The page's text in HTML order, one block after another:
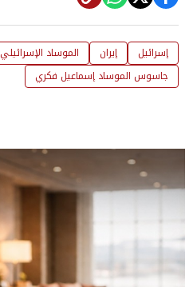
إسرائيل إيران الموساد الإسرائيلي
جاسوس الموساد إسماعيل فكري